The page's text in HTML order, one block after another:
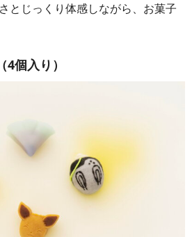
とじっくり体感しながら、お菓子
個入り）